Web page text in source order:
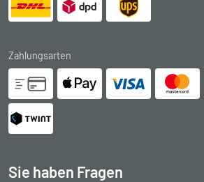
Zahlungsarten
Sie haben Fragen